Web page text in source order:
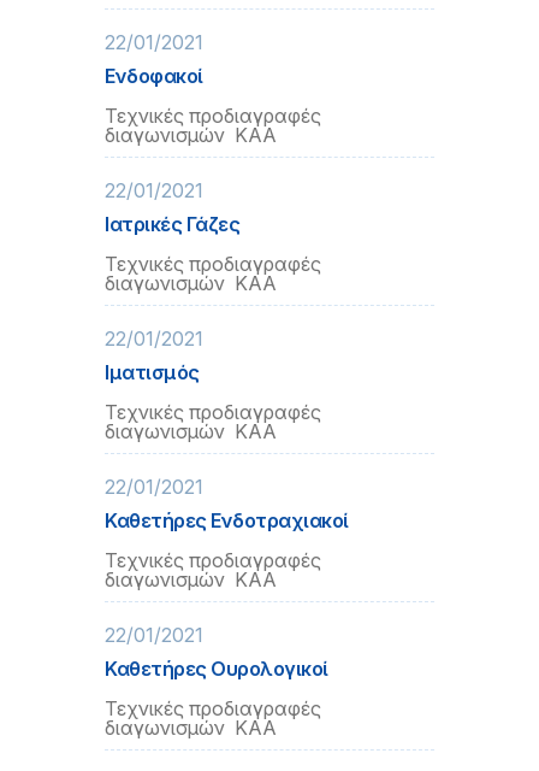
22/01/2021
Ενδοφακοί
Τεχνικές προδιαγραφές
διαγωνισμών ΚΑΑ
22/01/2021
Ιατρικές Γάζες
Τεχνικές προδιαγραφές
διαγωνισμών ΚΑΑ
22/01/2021
Ιματισμός
Τεχνικές προδιαγραφές
διαγωνισμών ΚΑΑ
22/01/2021
Καθετήρες Ενδοτραχιακοί
Τεχνικές προδιαγραφές
διαγωνισμών ΚΑΑ
22/01/2021
Καθετήρες Ουρολογικοί
Τεχνικές προδιαγραφές
διαγωνισμών ΚΑΑ